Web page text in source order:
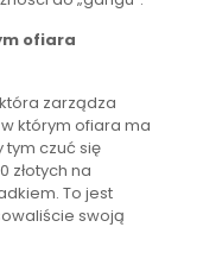
ofiara
zarządza
którym ofiara ma
tym czuć się
złotych na
To jest
swoją